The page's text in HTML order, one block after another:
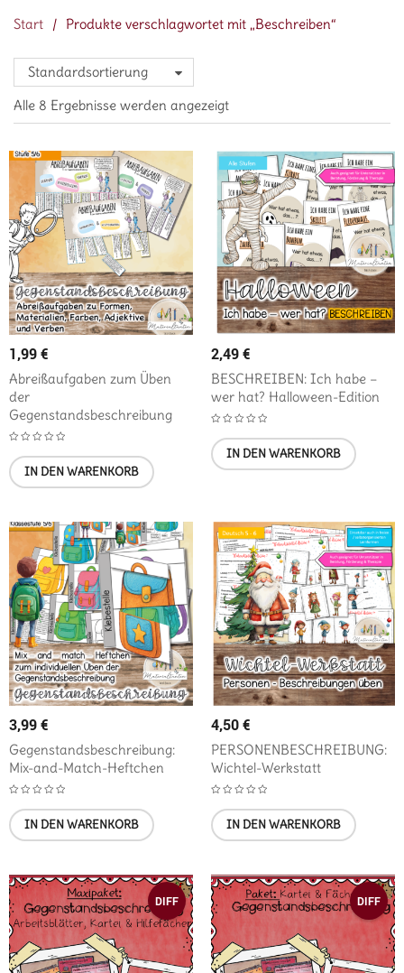
Start / Produkte verschlagwortet mit „Beschreiben“
Standardsortierung
Alle 8 Ergebnisse werden angezeigt
1,99€
Abreißaufgaben zum Üben
der
Gegenstandsbeschreibung
IN DEN WARENKORB
2,49€
BESCHREIBEN: Ich habe –
wer hat? Halloween-Edition
IN DEN WARENKORB
3,99€
Gegenstandsbeschreibung:
Mix-and-Match-Heftchen
IN DEN WARENKORB
4,50€
PERSONENBESCHREIBUNG:
Wichtel-Werkstatt
IN DEN WARENKORB
DIFF DIFF